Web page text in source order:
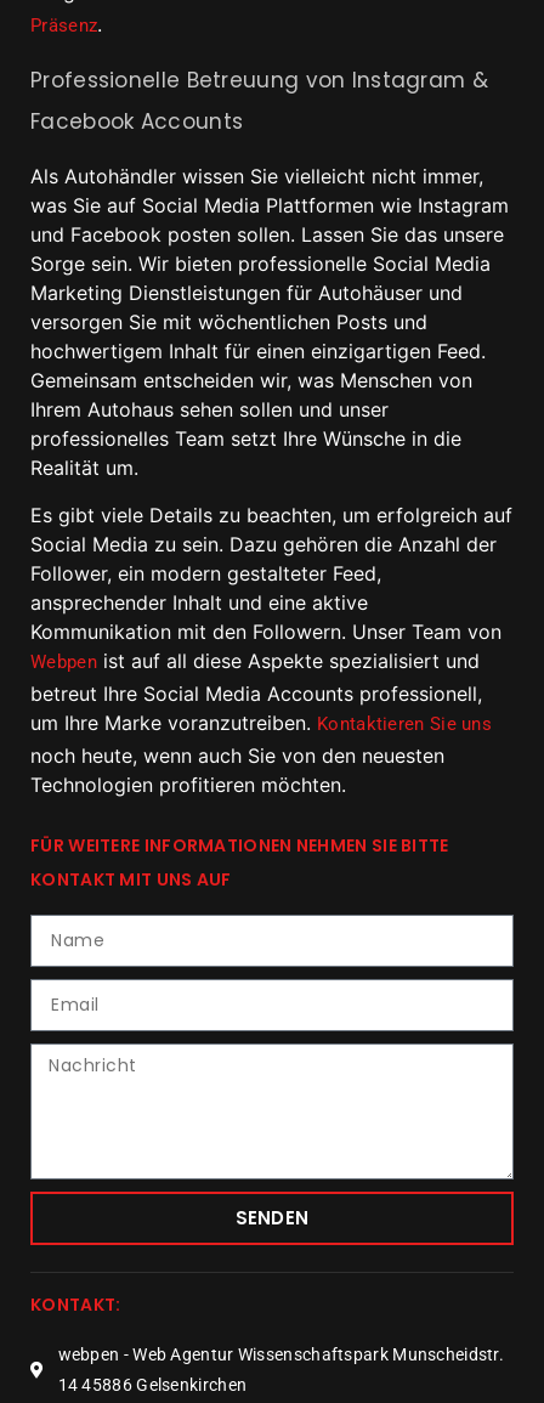
Präsenz.
Professionelle Betreuung von Instagram &
Facebook Accounts
Als Autohändler wissen Sie vielleicht nicht immer,
was Sie auf Social Media Plattformen wie Instagram
und Facebook posten sollen. Lassen Sie das unsere
Sorge sein. Wir bieten professionelle Social Media
Marketing Dienstleistungen für Autohäuser und
versorgen Sie mit wöchentlichen Posts und
hochwertigem Inhalt für einen einzigartigen Feed.
Gemeinsam entscheiden wir, was Menschen von
Ihrem Autohaus sehen sollen und unser
professionelles Team setzt Ihre Wünsche in die
Realität um.
Es gibt viele Details zu beachten, um erfolgreich auf
Social Media zu sein. Dazu gehören die Anzahl der
Follower, ein modern gestalteter Feed,
ansprechender Inhalt und eine aktive
Kommunikation mit den Followern. Unser Team von
Webpenist auf all diese Aspekte spezialisiert und
betreut Ihre Social Media Accounts professionell,
um Ihre Marke voranzutreiben. Kontaktieren Sie uns
noch heute, wenn auch Sie von den neuesten
Technologien profitieren möchten.
FÜR WEITERE INFORMATIONEN NEHMEN SIE BITTE
KONTAKT MIT UNS AUF
SENDEN
KONTAKT:
webpen - Web Agentur Wissenschaftspark Munscheidstr.
14 45886 Gelsenkirchen